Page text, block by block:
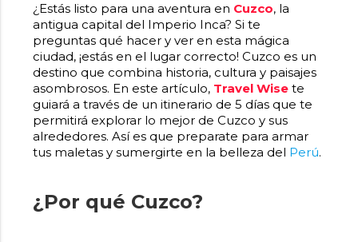
¿Estás listo para una aventura en Cuzco, la
antigua capital del Imperio Inca? Si te
preguntas qué hacer y ver en esta mágica
ciudad, ¡estás en el lugar correcto! Cuzco es un
destino que combina historia, cultura y paisajes
asombrosos. En este artículo, Travel Wisete
guiará a través de un itinerario de 5 días que te
permitirá explorar lo mejor de Cuzco y sus
alrededores. Así es que preparate para armar
tus maletas y sumergirte en la belleza del Perú.
¿Por qué Cuzco?